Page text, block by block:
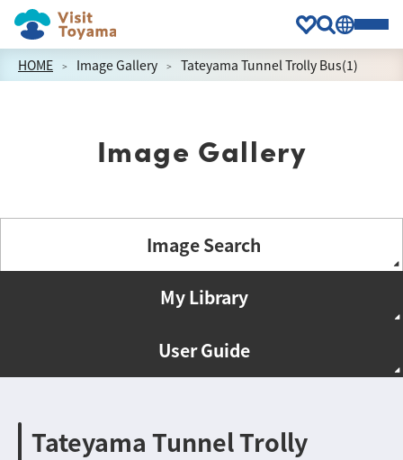
HOME Image Gallery Tateyama Tunnel Trolly Bus(1)
Image Gallery
Image Search
My Library
User Guide
Tateyama Tunnel Trolly